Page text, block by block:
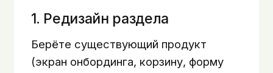
1. Редизайн раздела
Берёте существующий продукт
(экран онбординга, корзину, форму